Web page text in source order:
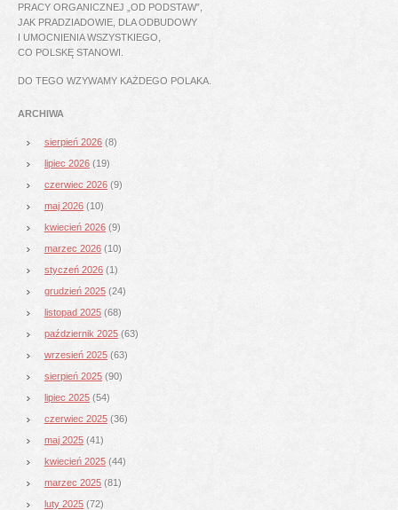
PRACY ORGANICZNEJ „OD PODSTAW”,
JAK PRADZIADOWIE, DLA ODBUDOWY
I UMOCNIENIA WSZYSTKIEGO,
CO POLSKĘ STANOWI.
DO TEGO WZYWAMY KAŻDEGO POLAKA.
ARCHIWA
sierpień 2026 (8)
lipiec 2026 (19)
czerwiec 2026 (9)
maj 2026 (10)
kwiecień 2026 (9)
marzec 2026 (10)
styczeń 2026 (1)
grudzień 2025 (24)
listopad 2025 (68)
październik 2025 (63)
wrzesień 2025 (63)
sierpień 2025 (90)
lipiec 2025 (54)
czerwiec 2025 (36)
maj 2025 (41)
kwiecień 2025 (44)
marzec 2025 (81)
luty 2025 (72)